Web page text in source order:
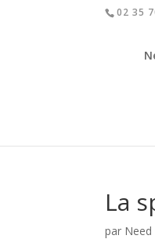
02 35
La
par Need